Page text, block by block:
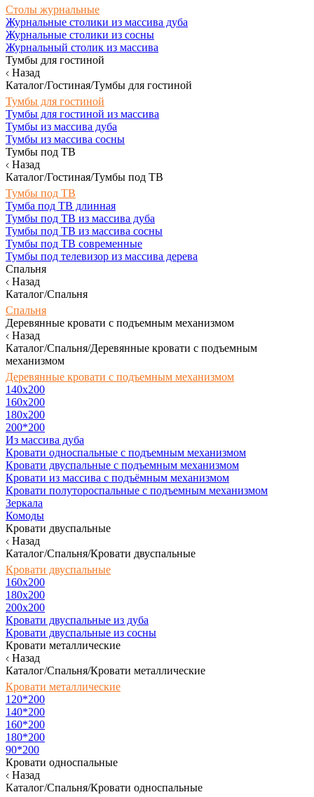
Столы журнальные
Журнальные столики из массива дуба
Журнальные столики из сосны
Журнальный столик из массива
Тумбы для гостиной
Назад
Каталог/Гостиная/Тумбы для гостиной
Тумбы для гостиной
Тумбы для гостиной из массива
Тумбы из массива дуба
Тумбы из массива сосны
Тумбы под ТВ
Назад
Каталог/Гостиная/Тумбы под ТВ
Тумбы под ТВ
Тумба под ТВ длинная
Тумбы под ТВ из массива дуба
Тумбы под ТВ из массива сосны
Тумбы под ТВ современные
Тумбы под телевизор из массива дерева
Спальня
Назад
Каталог/Спальня
Спальня
Деревянные кровати с подъемным механизмом
Назад
Каталог/Спальня/Деревянные кровати с подъемным
механизмом
Деревянные кровати с подъемным механизмом
140x200
160х200
180х200
200*200
Из массива дуба
Кровати односпальные с подъемным механизмом
Кровати двуспальные с подъемным механизмом
Кровати из массива с подъёмным механизмом
Кровати полутороспальные с подъемным механизмом
Зеркала
Комоды
Кровати двуспальные
Назад
Каталог/Спальня/Кровати двуспальные
Кровати двуспальные
160х200
180x200
200x200
Кровати двуспальные из дуба
Кровати двуспальные из сосны
Кровати металлические
Назад
Каталог/Спальня/Кровати металлические
Кровати металлические
120*200
140*200
160*200
180*200
90*200
Кровати односпальные
Назад
Каталог/Спальня/Кровати односпальные